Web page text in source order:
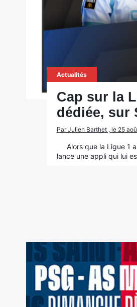
Actualités
Cap sur la
dédiée, sur
Par Julien Barthet , le 25
Alors que la Ligue 1
lance une appli qui lui